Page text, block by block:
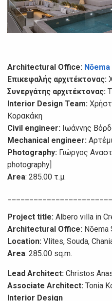
Architectural Office:
Επικεφαλής αρχιτέκτονας:
Συνεργάτης αρχιτέκτονας:
Interior Design Team:
Κορακάκη
Civil engineer: Ιωάννης
Mechanical engineer:
Photography: Γιώργος
photography]
Area: 285.00 τ.μ.
Project title: Albero villa in
Architectural Office: Nōema
Location: Vlites, Souda,
Area: 285.00 sq.m.
Lead Architect: Christos
Associate Architect: Tonia
Interior Design